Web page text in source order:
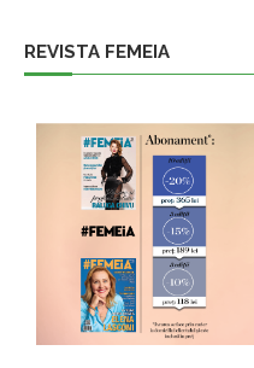
REVISTA FEMEIA